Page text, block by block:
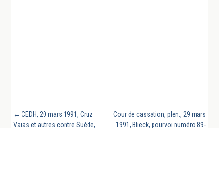
← CEDH, 20 mars 1991, Cruz
Varas et autres contre Suède,
Cour de cassation, plen., 29 mars
1991, Blieck, pourvoi numéro 89-